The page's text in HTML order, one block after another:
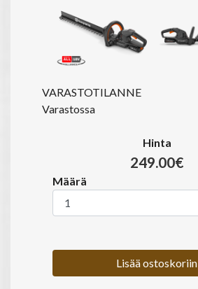
VARASTOTILANNE
Varastossa
Hinta
249.00€
Määrä
Lisää ostoskoriin